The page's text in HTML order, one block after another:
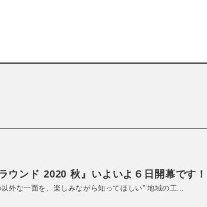
ウンド 2020 秋』いよいよ６日開幕です！
外な一面を、楽しみながら知ってほしい” 地域の工...